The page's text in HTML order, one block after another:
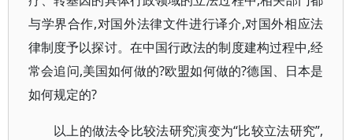
与学界合作,对国外法律文件进行译介,对国外相应法
律制度予以探讨。在中国行政法的制度建构过程中,经
常会追问,美国如何做的?欧盟如何做的?德国、日本是
如何规定的?
以上的做法令比较法研究演变为“比较立法研究”,